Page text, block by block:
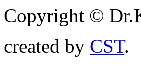
Copyright ©
created by CST.